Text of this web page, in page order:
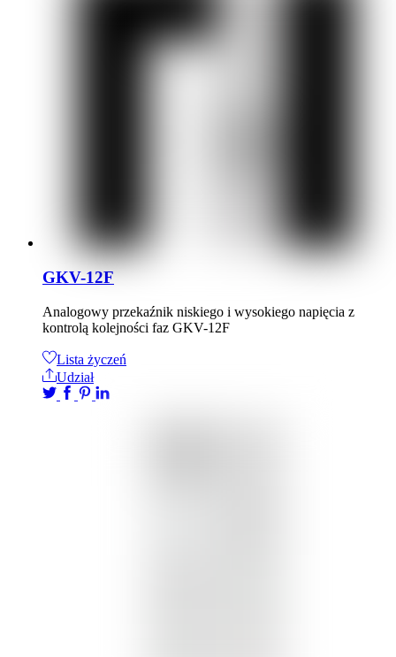
GKV-12F
Analogowy przekaźnik niskiego i wysokiego napięcia z
kontrolą kolejności faz GKV-12F
Lista życzeń
Udział